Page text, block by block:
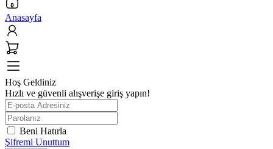
Anasayfa
Hoş Geldiniz
Hızlı ve güvenli alışverişe giriş yapın!
Beni Hatırla
Şifremi Unuttum